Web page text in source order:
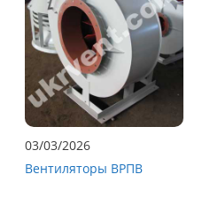
03/03/2026
Вентиляторы ВРПВ